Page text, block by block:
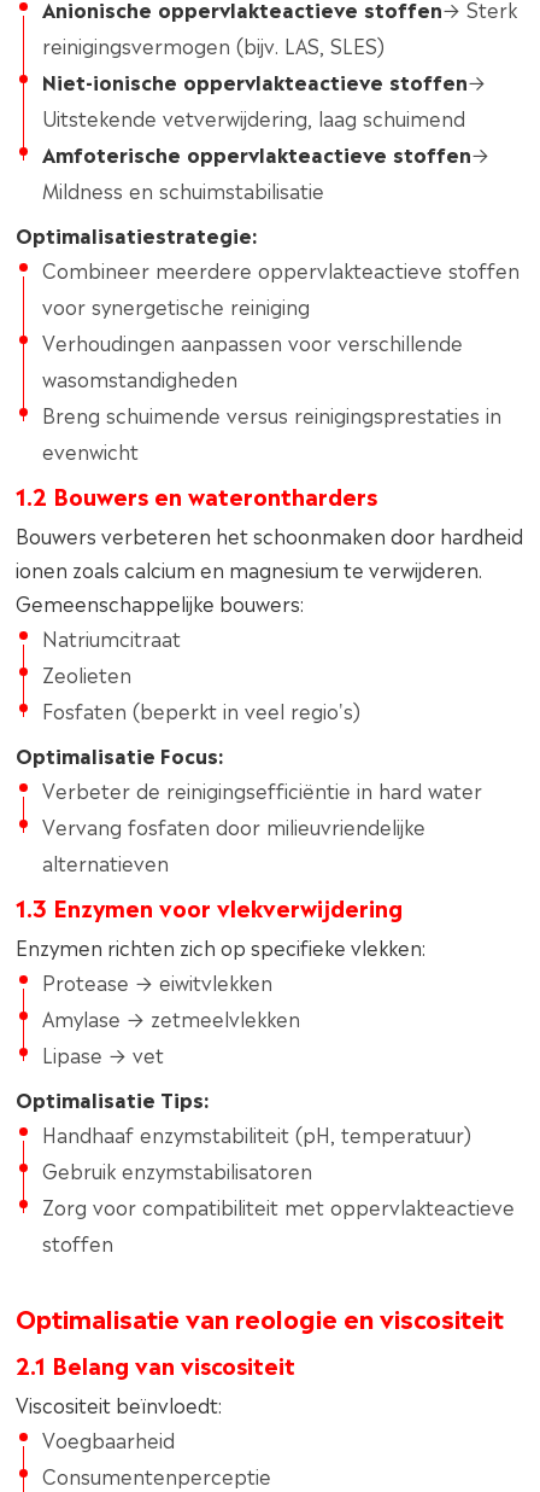
Anionische oppervlakteactieve stoffen→ Sterk
reinigingsvermogen (bijv. LAS, SLES)
Niet-ionische oppervlakteactieve stoffen→
Uitstekende vetverwijdering, laag schuimend
Amfoterische oppervlakteactieve stoffen→
Mildness en schuimstabilisatie
Optimalisatiestrategie:
Combineer meerdere oppervlakteactieve stoffen
voor synergetische reiniging
Verhoudingen aanpassen voor verschillende
wasomstandigheden
Breng schuimende versus reinigingsprestaties in
evenwicht
1.2 Bouwers en waterontharders
Bouwers verbeteren het schoonmaken door hardheid
ionen zoals calcium en magnesium te verwijderen.
Gemeenschappelijke bouwers:
Natriumcitraat
Zeolieten
Fosfaten (beperkt in veel regio's)
Optimalisatie Focus:
Verbeter de reinigingsefficiëntie in hard water
Vervang fosfaten door milieuvriendelijke
alternatieven
1.3 Enzymen voor vlekverwijdering
Enzymen richten zich op specifieke vlekken:
Protease → eiwitvlekken
Amylase → zetmeelvlekken
Lipase → vet
Optimalisatie Tips:
Handhaaf enzymstabiliteit (pH, temperatuur)
Gebruik enzymstabilisatoren
Zorg voor compatibiliteit met oppervlakteactieve
stoffen
Optimalisatie van reologie en viscositeit
2.1 Belang van viscositeit
Viscositeit beïnvloedt:
Voegbaarheid
Consumentenperceptie